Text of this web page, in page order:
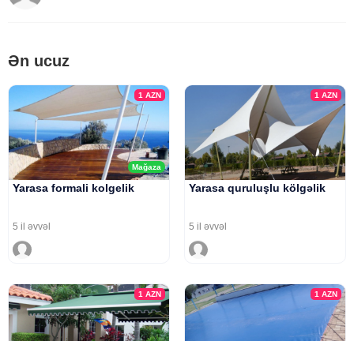
Ən ucuz
Mağaza
1AZN
Yarasa formali kolgelik
5 il əvvəl
1 AZN
Yarasa quruluşlu kölgəlik
5 il əvvəl
1AZN 1 AZN